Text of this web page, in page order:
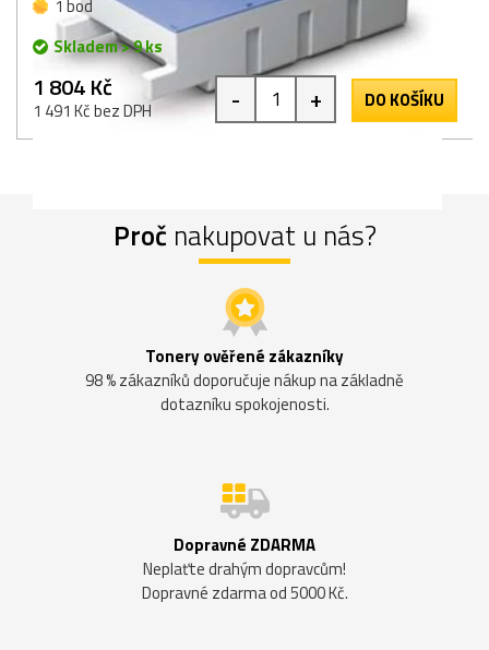
1 bod
Skladem > 9 ks
1 804 Kč
1 491 Kč bez DPH - + DO KOŠÍKU
Proč nakupovat u nás?
Tonery ověřené zákazníky
98 % zákazníků doporučuje nákup na základně
dotazníku spokojenosti.
Dopravné ZDARMA
Neplaťte drahým dopravcům!
Dopravné zdarma od 5000 Kč.